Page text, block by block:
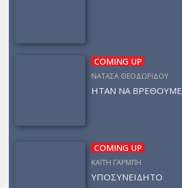
COMING UP
ΝΑΤΑΣΑ ΘΕΟΔΩΡΙΔΟΥ
ΗΤΑΝ ΝΑ ΒΡΕΘΟΥΜΕ
COMING UP
ΚΑΙΤΗ ΓΑΡΜΠΗ
ΥΠΟΣΥΝΕΙΔΗΤΟ